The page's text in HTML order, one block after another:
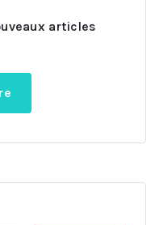
articles